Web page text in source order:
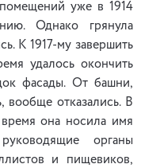
помещений уже в 1914
Однако грянула
К 1917-му завершить
удалось окончить
фасады. От башни,
вообще отказались. В
она носила имя
органы
и пищевиков,